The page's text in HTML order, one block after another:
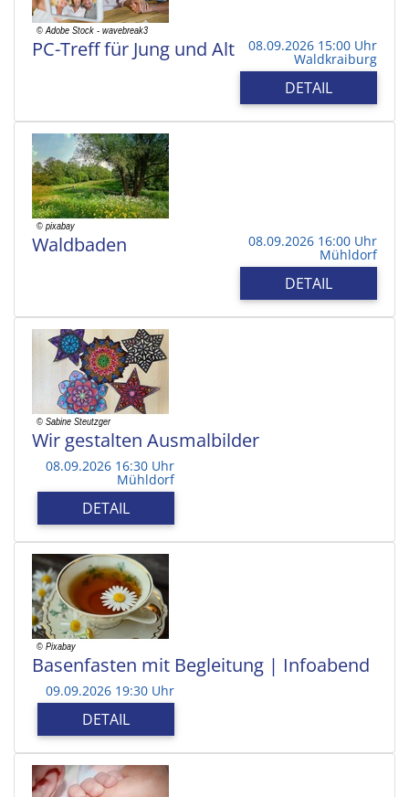
PC-Treff für Jung und Alt 08.09.2026 15:00 Uhr
Waldkraiburg
DETAIL
Waldbaden 08.09.2026 16:00 Uhr
Mühldorf
DETAIL
Wir gestalten Ausmalbilder
08.09.2026 16:30 Uhr
Mühldorf
DETAIL
Basenfasten mit Begleitung | Infoabend
09.09.2026 19:30 Uhr
DETAIL